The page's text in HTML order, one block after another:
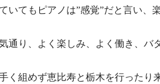
いてもピアノは”感覚”だと言い
通り、よく楽しみ、よく働き、バ
く組めず恵比寿と栃木を行った